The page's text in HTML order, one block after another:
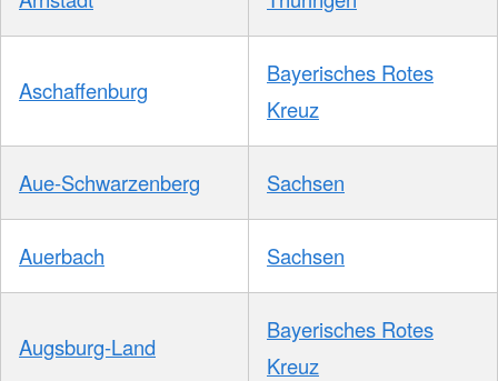
Aschaffenburg
Bayerisches Rotes
Kreuz
Aue-Schwarzenberg Sachsen
Auerbach Sachsen
Augsburg-Land
Bayerisches Rotes
Kreuz